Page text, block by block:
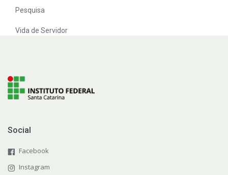
Pesquisa
Vida de Servidor
Social
Facebook
Instagram